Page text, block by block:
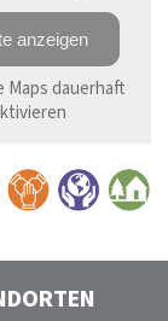
anzeigen
Maps dauerhaft